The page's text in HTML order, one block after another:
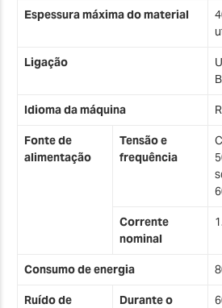
Espessura máxima do material
Ligação
Idioma da máquina
Fonte de
alimentação
Tensão e
frequência
Corrente
nominal
Consumo de energia
Ruído de
Durante o